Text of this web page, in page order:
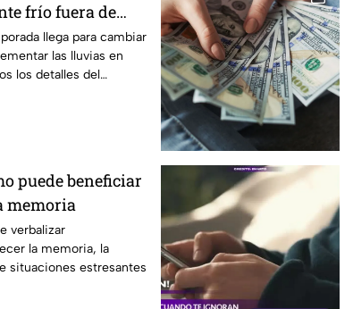
frío fuera de
agosto 2026
llega para cambiar
las lluvias en
los detalles del
puede beneficiar
memoria
verbalizar
la memoria, la
situaciones estresantes